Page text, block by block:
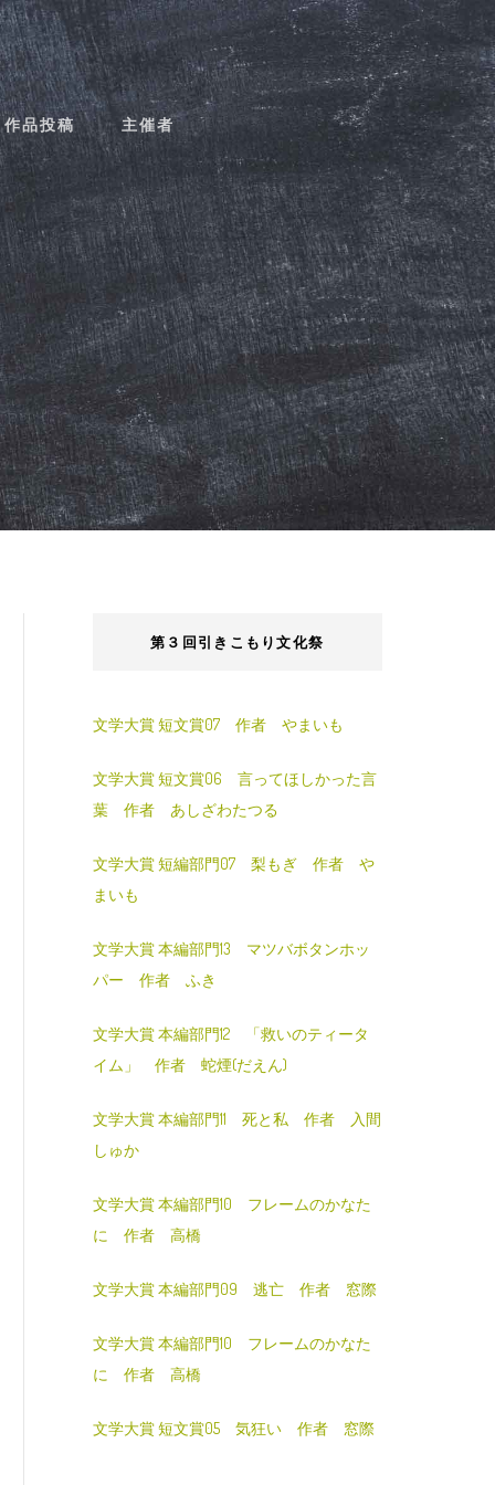
作品投稿 主催者
第３回引きこもり文化祭
文学大賞 短文賞07 作者 やまいも
文学大賞 短文賞06 言ってほしかった言
葉 作者 あしざわたつる
文学大賞 短編部門07 梨もぎ 作者 や
まいも
文学大賞 本編部門13 マツバボタンホッ
パー 作者 ふき
文学大賞 本編部門12 「救いのティータ
イム」 作者 蛇煙(だえん)
文学大賞 本編部門11 死と私 作者 入間
しゅか
文学大賞 本編部門10 フレームのかなた
に 作者 高橋
文学大賞 本編部門09 逃亡 作者 窓際
文学大賞 本編部門10 フレームのかなた
に 作者 高橋
文学大賞 短文賞05 気狂い 作者 窓際